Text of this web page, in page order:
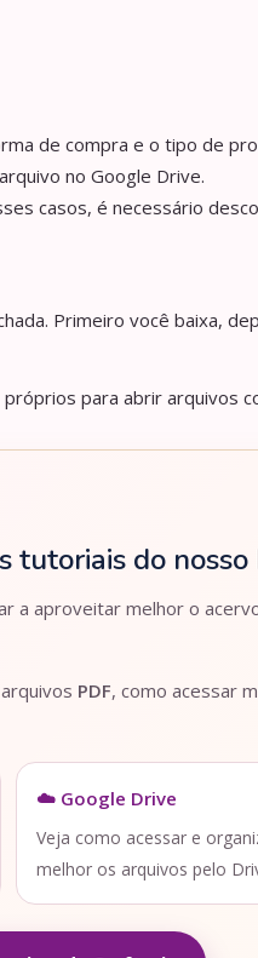
de compra e o tipo de
no Google Drive.
casos, é necessário
Primeiro você baixa,
para abrir arquivos
tutoriais do
a aproveitar melhor o
PDF, como acessar
☁️ Google Drive
Veja como acessar e
melhor os arquivos pelo